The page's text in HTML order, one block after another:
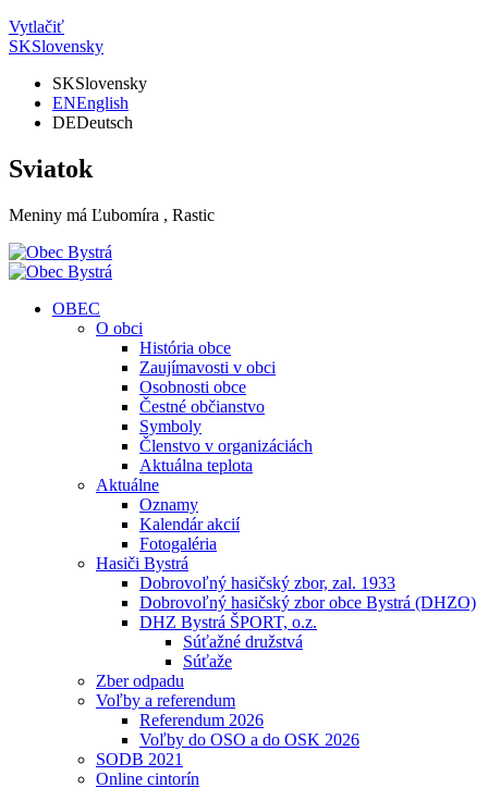
Vytlačiť
SKSlovensky
SKSlovensky
ENEnglish
DEDeutsch
Sviatok
Meniny má Ľubomíra , Rastic
OBEC
O obci
História obce
Zaujímavosti v obci
Osobnosti obce
Čestné občianstvo
Symboly
Členstvo v organizáciách
Aktuálna teplota
Aktuálne
Oznamy
Kalendár akcií
Fotogaléria
Hasiči Bystrá
Dobrovoľný hasičský zbor, zal. 1933
Dobrovoľný hasičský zbor obce Bystrá (DHZO)
DHZ Bystrá ŠPORT, o.z.
Súťažné družstvá
Súťaže
Zber odpadu
Voľby a referendum
Referendum 2026
Voľby do OSO a do OSK 2026
SODB 2021
Online cintorín